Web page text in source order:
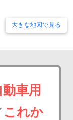
大きな地図で見る
車用
これか